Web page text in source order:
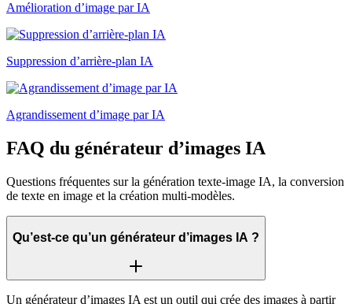
Amélioration d’image par IA
Suppression d’arrière-plan IA
Agrandissement d’image par IA
FAQ du générateur d’images IA
Questions fréquentes sur la génération texte-image IA, la conversion
de texte en image et la création multi-modèles.
Qu’est-ce qu’un générateur d’images IA ?
Un générateur d’images IA est un outil qui crée des images à partir